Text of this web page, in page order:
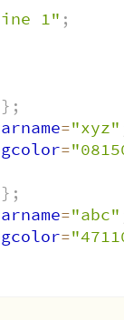
1" ;
} ;
="xyz"
=
} ;
="abc"
=